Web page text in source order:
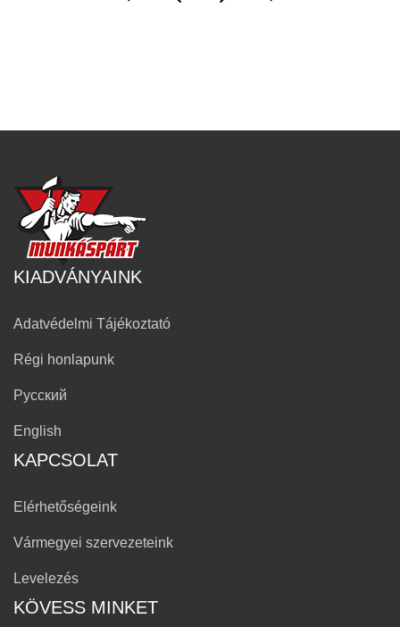
KIADVÁNYAINK
Adatvédelmi Tájékoztató
Régi honlapunk
Русский
English
KAPCSOLAT
Elérhetőségeink
Vármegyei szervezeteink
Levelezés
KÖVESS MINKET